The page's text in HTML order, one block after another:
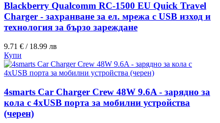
Blackberry Qualcomm RC-1500 EU Quick Travel
Charger - захранване за ел. мрежа с USB изход и
технология за бързо зареждане
9.71 € / 18.99 лв
Купи
4smarts Car Charger Crew 48W 9.6A - зарядно за
кола с 4xUSB порта за мобилни устройства
(черен)